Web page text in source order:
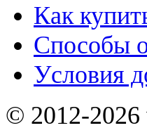
Как
Способы
Уcловия
© 2012-2026